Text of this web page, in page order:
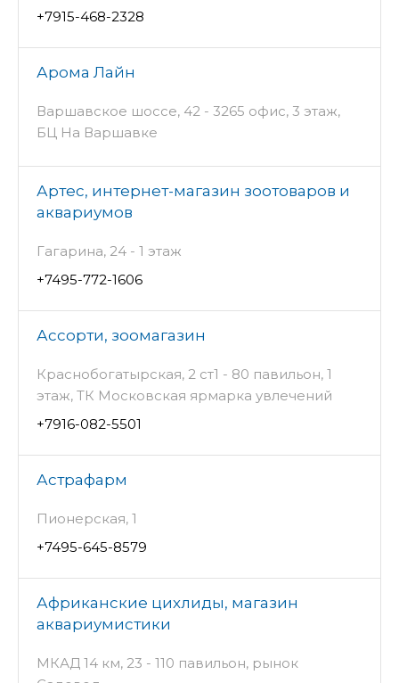
+7915-468-2328
Арома Лайн
Варшавское шоссе, 42 - 3265 офис, 3 этаж,
БЦ На Варшавке
Артес, интернет-магазин зоотоваров и
аквариумов
Гагарина, 24 - 1 этаж
+7495-772-1606
Ассорти, зоомагазин
Краснобогатырская, 2 ст1 - 80 павильон, 1
этаж, ТК Московская ярмарка увлечений
+7916-082-5501
Астрафарм
Пионерская, 1
+7495-645-8579
Африканские цихлиды, магазин
аквариумистики
МКАД 14 км, 23 - 110 павильон, рынок